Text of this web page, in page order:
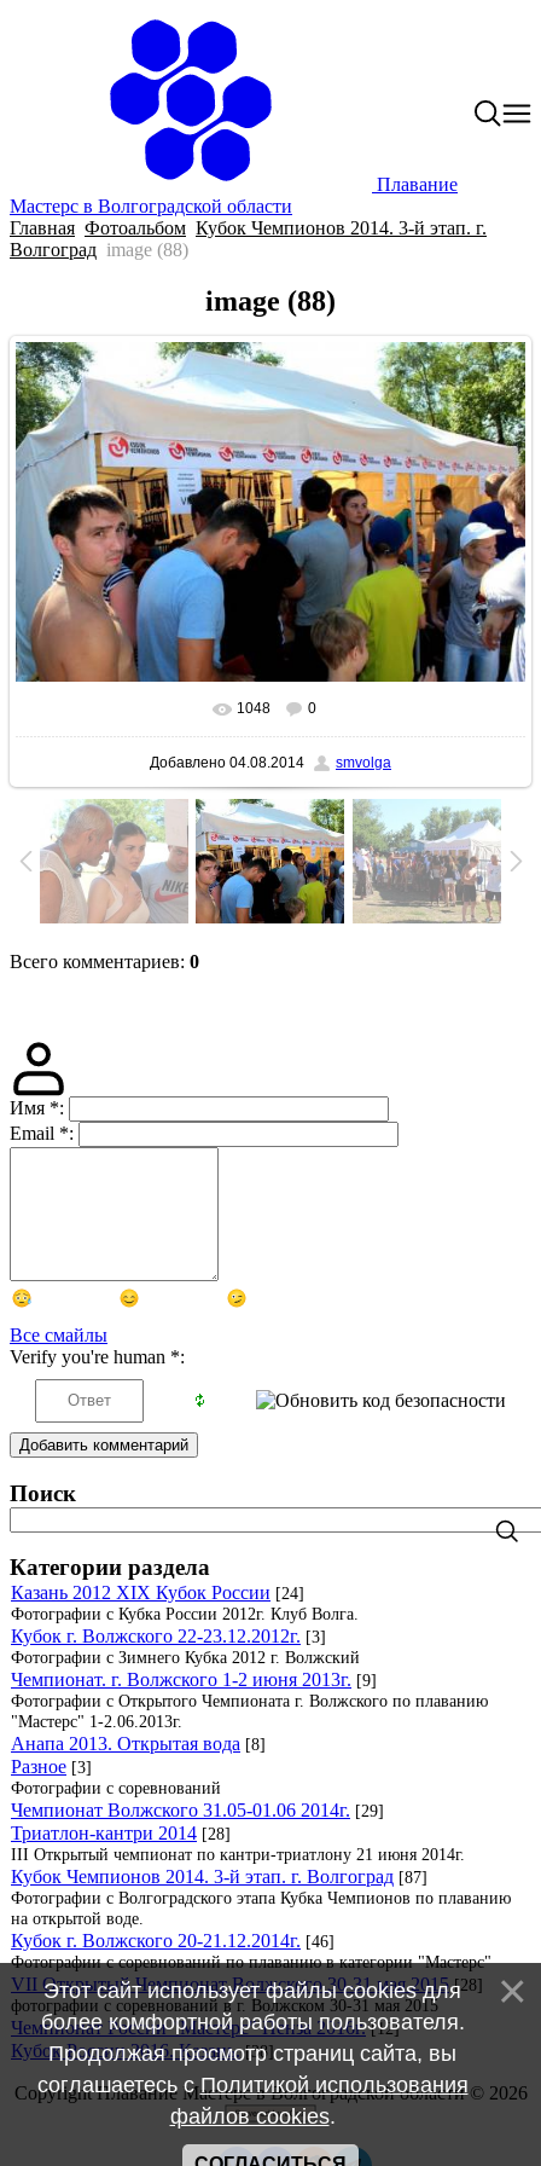
Плавание
Мастерс в Волгоградской области
Главная Фотоальбом Кубок Чемпионов 2014. 3-й этап. г.
Волгоград image (88)
image (88)
В реальном размере 1024x683
1048 0
Добавлено 04.08.2014 smvolga
Всего комментариев: 0
Имя *:
Email *:
Все смайлы
Verify you're human *:
Добавить комментарий
Поиск
Категории раздела
Казань 2012 XIX Кубок России [24]
Фотографии с Кубка России 2012г. Клуб Волга.
Кубок г. Волжского 22-23.12.2012г. [3]
Фотографии с Зимнего Кубка 2012 г. Волжский
Чемпионат. г. Волжского 1-2 июня 2013г. [9]
Фотографии с Открытого Чемпионата г. Волжского по плаванию
"Мастерс" 1-2.06.2013г.
Анапа 2013. Открытая вода [8]
Разное [3]
Фотографии с соревнований
Чемпионат Волжского 31.05-01.06 2014г. [29]
Триатлон-кантри 2014 [28]
III Открытый чемпионат по кантри-триатлону 21 июня 2014г.
Кубок Чемпионов 2014. 3-й этап. г. Волгоград [87]
Фотографии с Волгоградского этапа Кубка Чемпионов по плаванию
на открытой воде.
Кубок г. Волжского 20-21.12.2014г. [46]
Фотографии с соревнований по плаванию в категории "Мастерс"
VII Открытый Чемпионат Волжского 30-31 мая 2015 [28]
фотографии с соревнований в г. Волжском 30-31 мая 2015
Чемпионат России "Мастерс" Пенза 2016г. [12]
Кубок России 2016. Казань. [38]
Copyright Плавание Мастерс в Волгоградской области © 2026
Этот сайт использует файлы cookies для
более комфортной работы пользователя.
Продолжая просмотр страниц сайта, вы
соглашаетесь сПолитикой использования
файлов cookies.